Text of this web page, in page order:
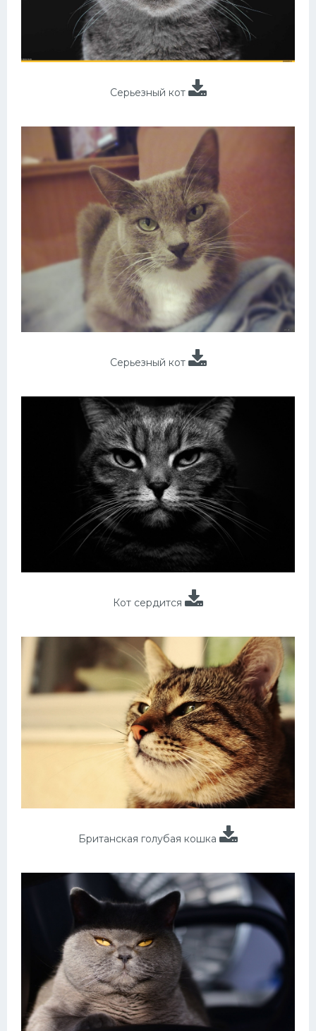
Серьезный кот
Серьезный кот
Кот сердится
Британская голубая кошка